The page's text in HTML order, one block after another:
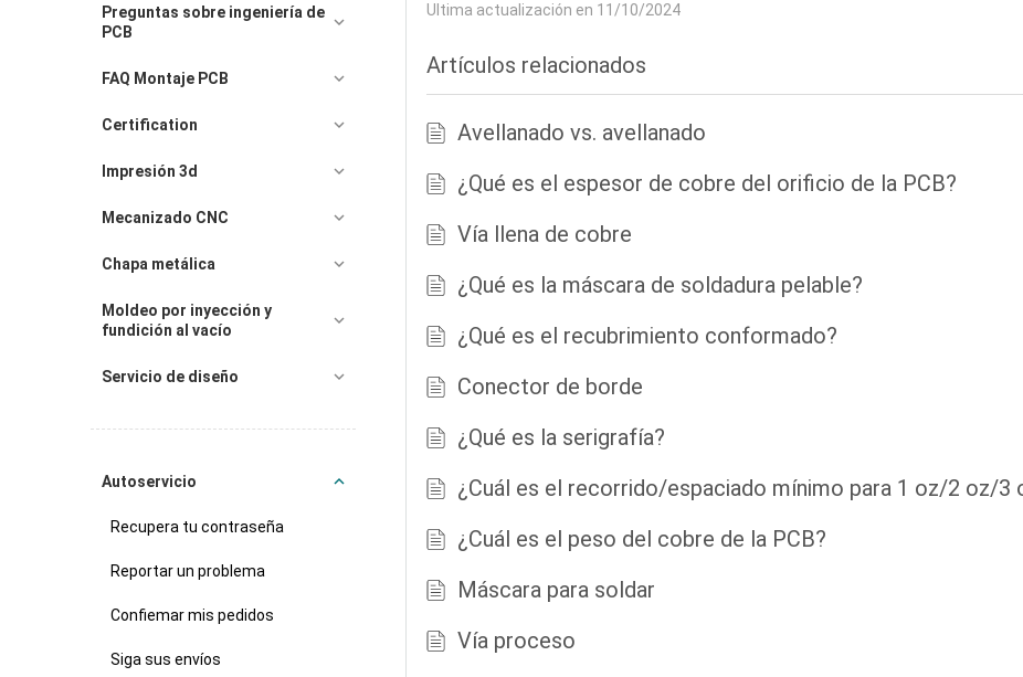
Ultima actualización en 11/10/2024
Artículos relacionados
Avellanado vs. avellanado
¿Qué es el espesor de cobre del orificio de la PCB?
Vía llena de cobre
¿Qué es la máscara de soldadura pelable?
¿Qué es el recubrimiento conformado?
Conector de borde
¿Qué es la serigrafía?
¿Cuál es el recorrido/espaciado mínimo para 1 oz/2 oz/3
¿Cuál es el peso del cobre de la PCB?
Máscara para soldar
Vía proceso
Preguntas sobre ingeniería de
PCB
FAQ Montaje PCB
Certification
Impresión 3d
Mecanizado CNC
Chapa metálica
Moldeo por inyección y
fundición al vacío
Servicio de diseño
Autoservicio
Recupera tu contraseña
Reportar un problema
Confiemar mis pedidos
Siga sus envíos